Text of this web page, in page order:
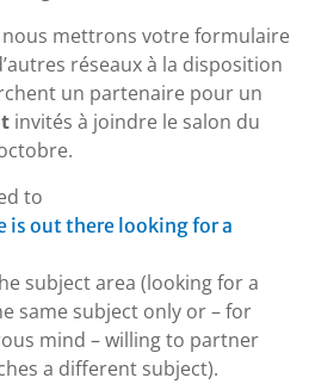
mettrons votre formulaire
réseaux à la disposition
un partenaire pour un
invités à joindre le salon du
to
is out there looking for a
subject area (looking for a
same subject only or – for
mind – willing to partner
a different subject).